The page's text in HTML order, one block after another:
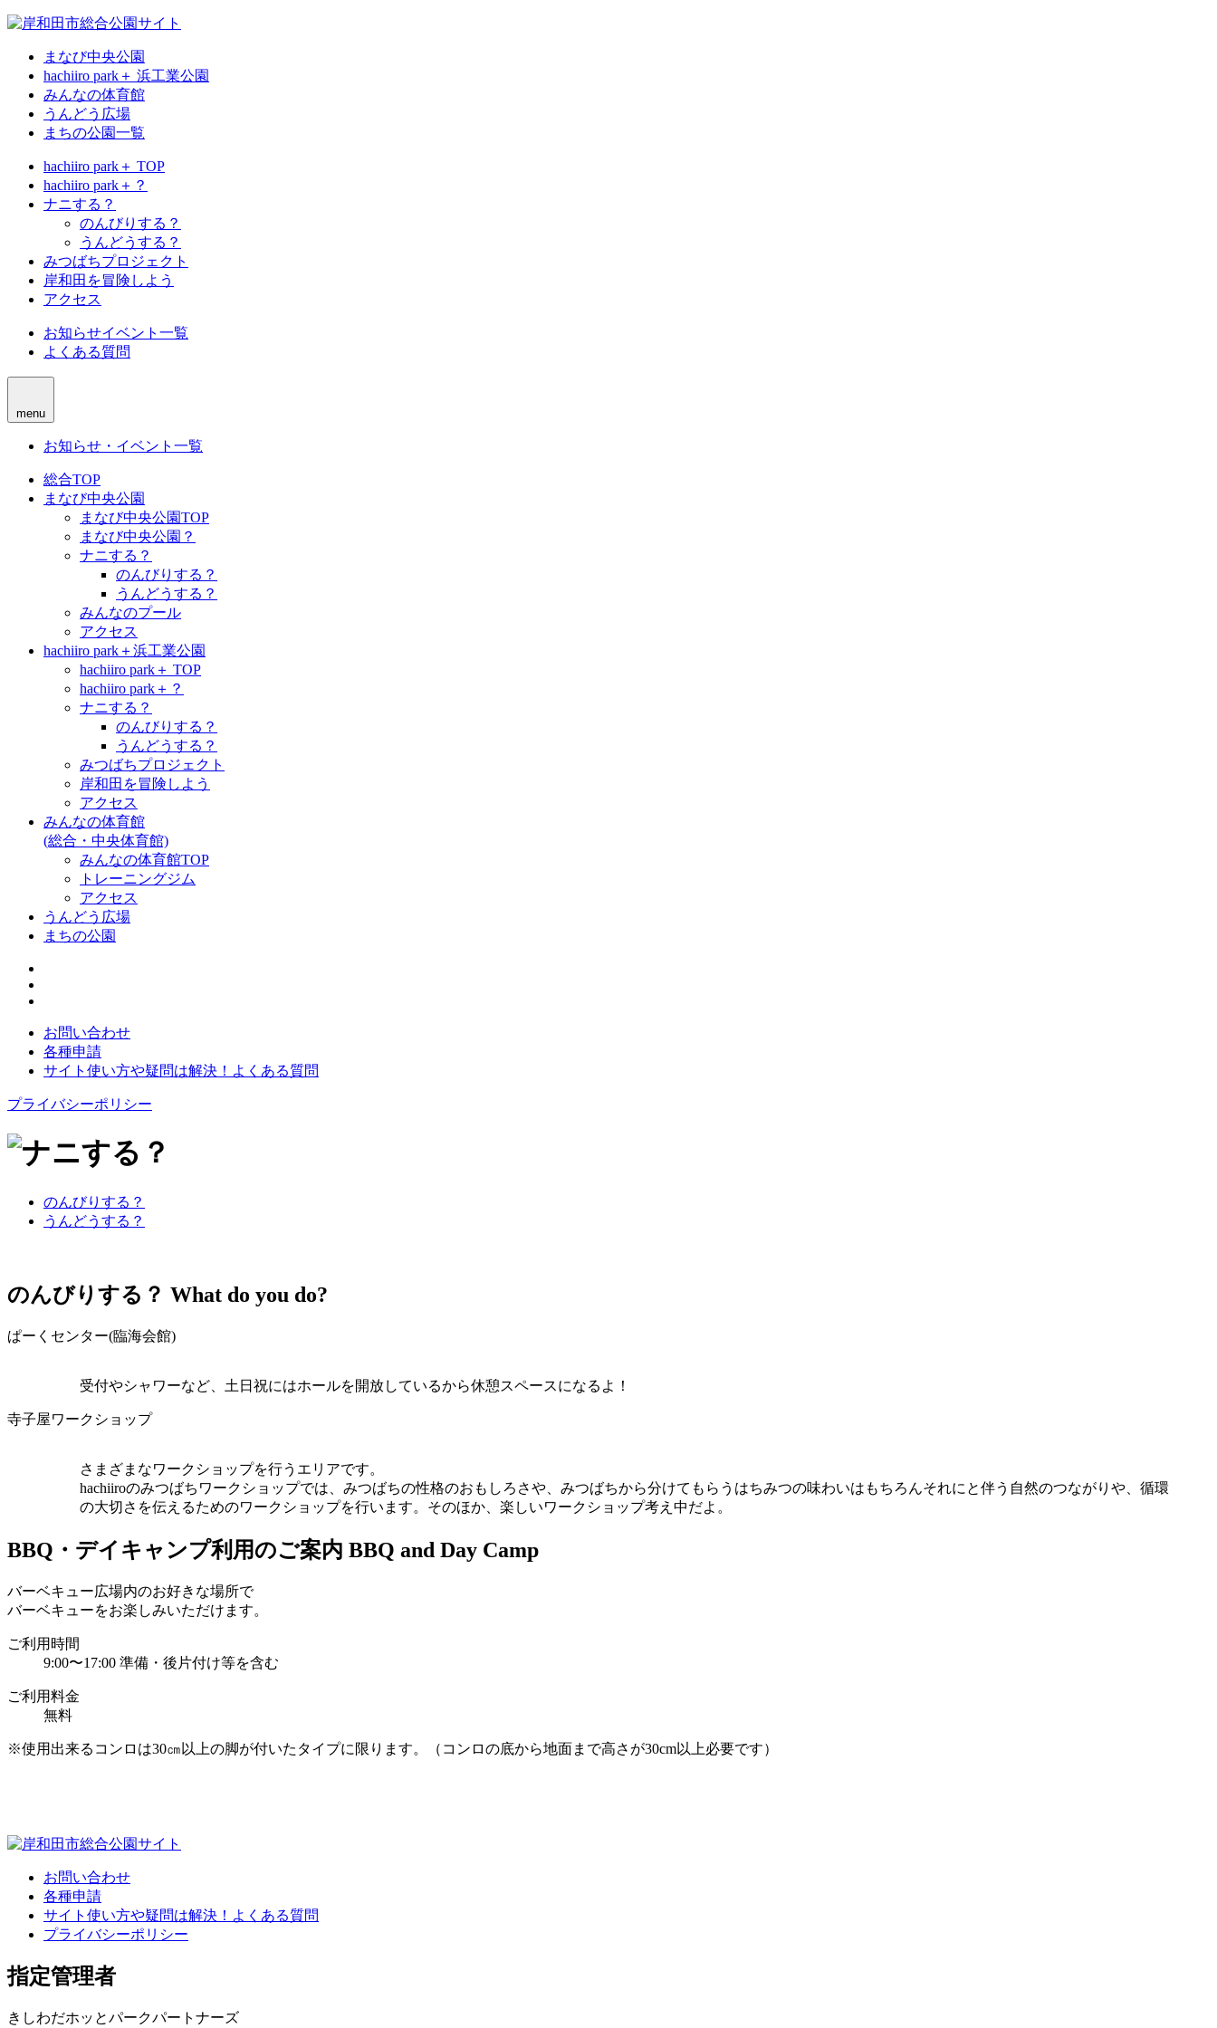
まなび中央公園
hachiiro park＋ 浜工業公園
みんなの体育館
うんどう広場
まちの公園一覧
hachiiro park＋ TOP
hachiiro park＋？
ナニする？
のんびりする？
うんどうする？
みつばちプロジェクト
岸和田を冒険しよう
アクセス
お知らせイベント一覧
よくある質問
menu
お知らせ・イベント一覧
総合TOP
まなび中央公園
まなび中央公園TOP
まなび中央公園？
ナニする？
のんびりする？
うんどうする？
みんなのプール
アクセス
hachiiro park＋浜工業公園
hachiiro park＋ TOP
hachiiro park＋？
ナニする？
のんびりする？
うんどうする？
みつばちプロジェクト
岸和田を冒険しよう
アクセス
みんなの体育館
(総合・中央体育館)
みんなの体育館TOP
トレーニングジム
アクセス
うんどう広場
まちの公園
お問い合わせ
各種申請
サイト使い方や疑問は解決！ よくある質問
プライバシーポリシー
のんびりする？
うんどうする？
のんびりする？ What do you do?
ぱーくセンター(臨海会館)
受付やシャワーなど、土日祝にはホールを開放しているから休憩スペースになるよ！
寺子屋ワークショップ
さまざまなワークショップを行うエリアです。
hachiiroのみつばちワークショップでは、みつばちの性格のおもしろさや、みつばちから分けてもらうはちみつの味わいはもちろんそれにと伴う自然のつながりや、循環
の大切さを伝えるためのワークショップを行います。そのほか、楽しいワークショップ考え中だよ。
BBQ・デイキャンプ利用のご案内 BBQ and Day Camp
バーベキュー広場内のお好きな場所で
バーベキューをお楽しみいただけます。
ご利用時間
9:00〜17:00 準備・後片付け等を含む
ご利用料金
無料
※使用出来るコンロは30㎝以上の脚が付いたタイプに限ります。（コンロの底から地面まで高さが30cm以上必要です）
お問い合わせ
各種申請
サイト使い方や疑問は解決！ よくある質問
プライバシーポリシー
指定管理者
きしわだホッとパークパートナーズ